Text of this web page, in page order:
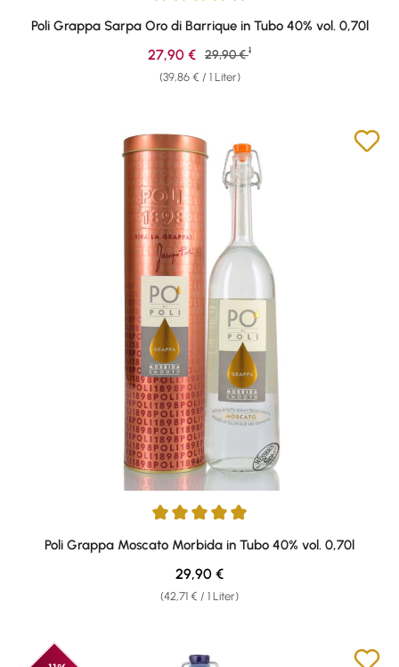
Durchschnittliche Bewertung von 4.9 von 5 Sternen
Poli Grappa Sarpa Oro di Barrique in Tubo 40% vol. 0,70l
(39,86 € / 1 Liter)
Verkaufspreis:
27,90 € Regulärer Preis:
29,90 € 1
Durchschnittliche Bewertung von 4.88 von 5 Sternen
Poli Grappa Moscato Morbida in Tubo 40% vol. 0,70l
(42,71 € / 1 Liter)
Regulärer Preis:
29,90 €